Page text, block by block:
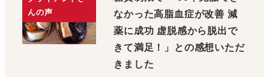
んの声
なかった高脂血症が改善 減
薬に成功 虚脱感から脱出で
きて満足！」との感想いただ
きました